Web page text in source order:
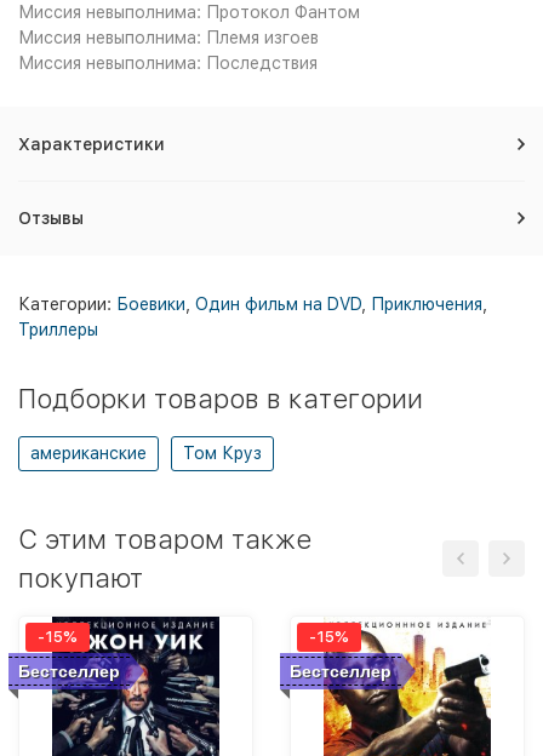
Миссия невыполнима: Протокол Фантом
Миссия невыполнима: Племя изгоев
Миссия невыполнима: Последствия
Характеристики
Отзывы
Категории: Боевики Один фильм на DVD Приключения
Триллеры
Подборки товаров в категории
американские Том Круз
C этим товаром также
покупают
Бестселлер
-15%
Бестселлер
-15%